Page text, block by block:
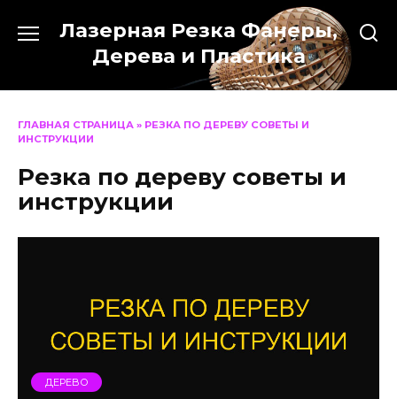
содержанию
Лазерная Резка Фанеры,
Дерева и Пластика
ГЛАВНАЯ СТРАНИЦА » РЕЗКА ПО ДЕРЕВУ СОВЕТЫ И
ИНСТРУКЦИИ
Резка по дереву советы и
инструкции
ДЕРЕВО